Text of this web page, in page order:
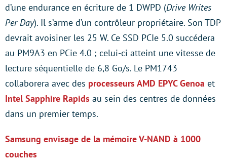
d’une endurance en écriture de 1 DWPD (Drive Writes
Per Day). Il s’arme d’un contrôleur propriétaire. Son TDP
devrait avoisiner les 25 W. Ce SSD PCIe 5.0 succédera
au PM9A3 en PCie 4.0 ; celui-ci atteint une vitesse de
lecture séquentielle de 6,8 Go/s. Le PM1743
collaborera avec des processeurs AMD EPYC Genoa et
Intel Sapphire Rapids au sein des centres de données
dans un premier temps.
Samsung envisage de la mémoire V-NAND à 1000
couches